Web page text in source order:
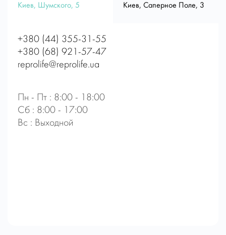
Киев, Шумского, 5 Киев, Саперное Поле, 3
+380 (44) 355-31-55
+380 (68) 921-57-47
reprolife@reprolife.ua
Пн - Пт : 8:00 - 18:00
Сб : 8:00 - 17:00
Вс : Выходной